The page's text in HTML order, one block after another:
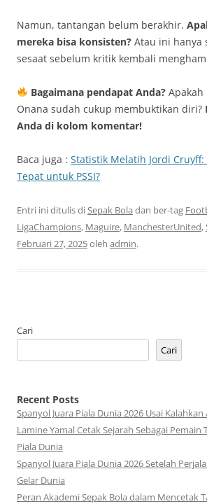
Namun, tantangan belum berakhir.
mereka bisa konsisten? Atau ini hanya
sesaat sebelum kritik kembali
Bagaimana pendapat Anda?Apakah
Onana sudah cukup membuktikan diri?
Anda di kolom komentar!
Baca juga : Statistik Melatih Jordi
Tepat untuk PSSI?
Entri ini ditulis diSepak Bola dan ber-tag
LigaChampions, Maguire, ManchesterUnited,
Februari 27, 2025oleh admin.
Cari
Cari
Recent Posts
Spanyol Juara Piala Dunia 2026 Usai
Lamine Yamal Cetak Sejarah Sebagai Pemain
Piala Dunia
Spanyol Juara Piala Dunia 2026 Setelah
Gelar Dunia
Peran Akademi Sepak Bola dalam Mencetak